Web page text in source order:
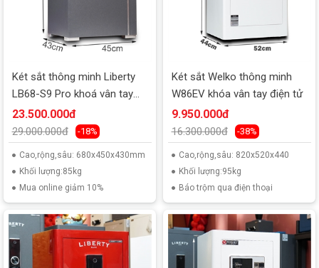
Két sắt thông minh Liberty
LB68-S9 Pro khoá vân tay
điện tử
23.500.000đ
29.000.000đ -18%
Cao,rộng,sâu: 680x450x430mm
Khối lượng:85kg
Mua online giảm 10%
Két sắt Welko thông minh
W86EV khóa vân tay điện tử
9.950.000đ
16.300.000đ -38%
Cao,rộng,sâu: 820x520x440
Khối lượng:95kg
Báo trộm qua điện thoại